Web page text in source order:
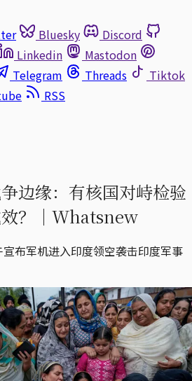
Bluesky
Discord
Linkedin
Mastodon
Telegram Threads
Tiktok
RSS
边缘：有核国对峙检验
？｜Whatsnew
布军机进入印度领空袭击印度军事